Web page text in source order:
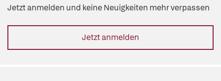
Jetzt anmelden und keine Neuigkeiten mehr verpassen
Jetzt anmelden